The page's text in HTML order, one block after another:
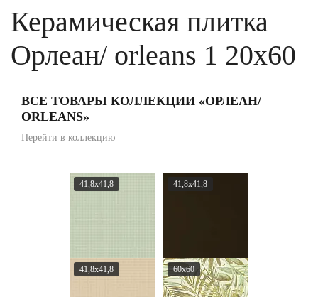
Керамическая плитка
Орлеан/ orleans 1 20x60
ВСЕ ТОВАРЫ КОЛЛЕКЦИИ «ОРЛЕАН/
ORLEANS»
Перейти в коллекцию
41,8x41,8 41,8x41,8
41,8x41,8 60x60